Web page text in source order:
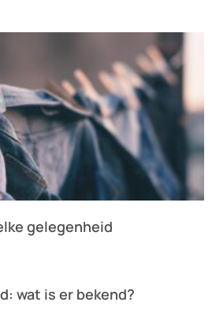
gelegenheid
wat is er bekend?